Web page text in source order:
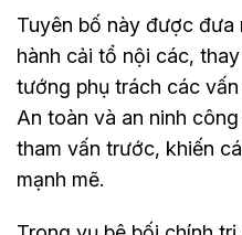
Tuyên bố này được đưa
hành cải tổ nội các,
tướng phụ trách các
An toàn và an ninh
tham vấn trước, khiến
mạnh mẽ.